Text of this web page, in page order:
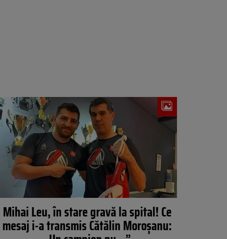
Mihai Leu, în stare gravă la spital! Ce
mesaj i-a transmis Cătălin Moroșanu: